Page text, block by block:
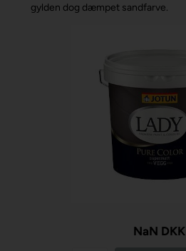
gylden dog dæmpet sandfarve.
NaN DKK